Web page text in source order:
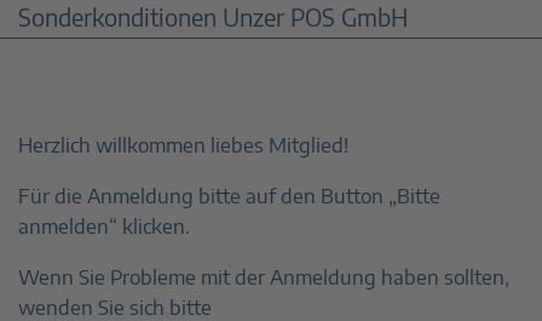
Sonderkonditionen Unzer POS GmbH
Herzlich willkommen liebes Mitglied!
Für die Anmeldung bitte auf den Button „Bitte
anmelden“ klicken.
Wenn Sie Probleme mit der Anmeldung haben sollten,
wenden Sie sich bitte